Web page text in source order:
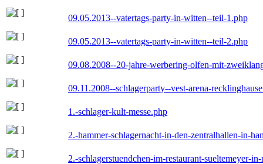
09.05.2013--vatertags-party-in-witten--teil-1.php
09.05.2013--vatertags-party-in-witten--teil-2.php
09.08.2008--20-jahre-werbering-olfen-mit-
09.11.2008--schlagerparty--vest-arena-
1.-schlager-kult-messe.php
2.-hammer-schlagernacht-in-den-zentralhallen-in-
2.-schlagerstuendchen-im-restaurant-sueltemeyer-